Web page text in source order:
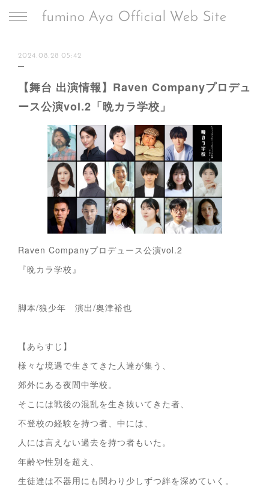
fumino Aya Official Web Site
2024.08.28 05:42
【舞台 出演情報】Raven Companyプロデュ
ース公演vol.2「晩カラ学校」
Raven Companyプロデュース公演vol.2
『晩カラ学校』
脚本/狼少年 演出/奥津裕也
【あらすじ】
様々な境遇で生きてきた人達が集う、
郊外にある夜間中学校。
そこには戦後の混乱を生き抜いてきた者、
不登校の経験を持つ者、中には、
人には言えない過去を持つ者もいた。
年齢や性別を超え、
生徒達は不器用にも関わり少しずつ絆を深めていく。